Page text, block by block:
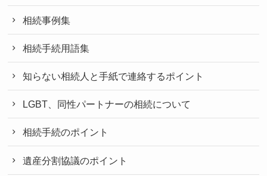
相続事例集
相続手続用語集
知らない相続人と手紙で連絡するポイント
LGBT、同性パートナーの相続について
相続手続のポイント
遺産分割協議のポイント